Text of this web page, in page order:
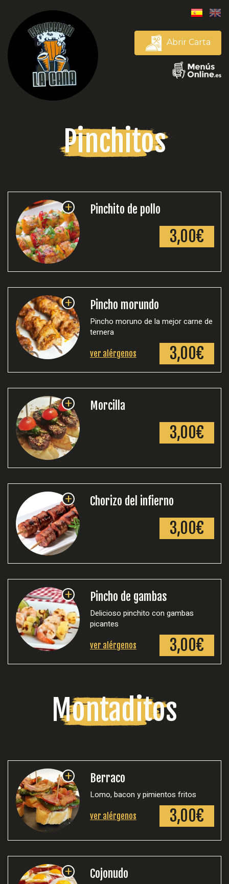
Abrir Carta
Pinchitos
+ Pinchito de pollo
3,00€
+ Pincho morundo
Pincho moruno de la mejor carne de
ternera
ver alérgenos 3,00€
+ Morcilla
3,00€
+ Chorizo del infierno
3,00€
+ Pincho de gambas
Delicioso pinchito con gambas
picantes
ver alérgenos 3,00€
Montaditos
+ Berraco
Lomo, bacon y pimientos fritos
ver alérgenos 3,00€
+ Cojonudo